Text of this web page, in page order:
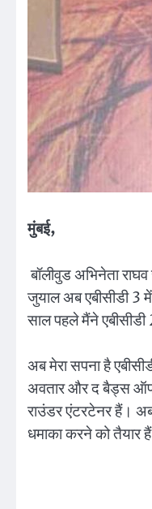
मुंबई,
बॉलीवुड अभिनेता
जुयाल अब एबीसीडी 3
साल पहले मैंने
अब मेरा सपना है
अवतार और द बैड्स ऑफ
राउंडर एंटरटेनर हैं।
धमाका करने को तैयार